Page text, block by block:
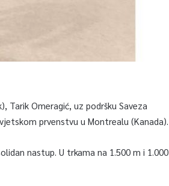
Tarik Omeragić, uz podršku Saveza
prvenstvu u Montrealu (Kanada).
nastup. U trkama na 1.500 m i 1.000